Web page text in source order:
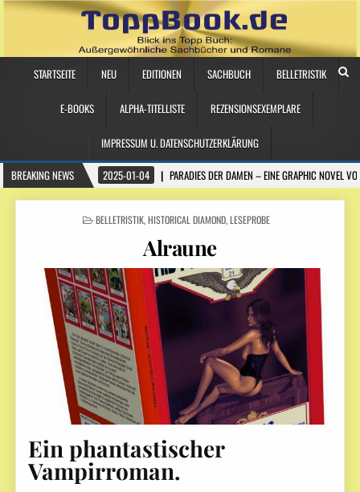
STARTSEITE NEU EDITIONEN SACHBUCH BELLETRISTIK
E-BOOKS ALPHA-TITELLISTE REZENSIONSEXEMPLARE
IMPRESSUM U. DATENSCHUTZERKLÄRUNG
BREAKING NEWS
2025-01-04 PARADIES DER DAMEN – EINE GRAPHIC NOVEL
POSTED
BELLETRISTIK,HISTORICAL DIAMOND,LESEPROBE
Alraune
Ein phantastischer
Vampirroman.